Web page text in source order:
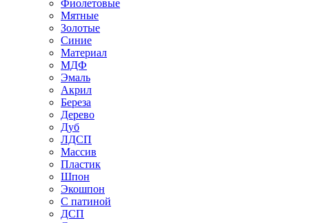
Фиолетовые
Мятные
Золотые
Синие
Материал
МДФ
Эмаль
Акрил
Береза
Дерево
Дуб
ЛДСП
Массив
Пластик
Шпон
Экошпон
С патиной
ДСП